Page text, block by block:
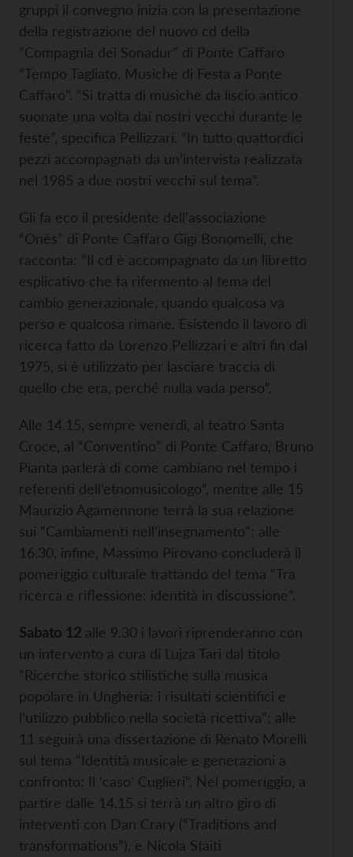
gruppi il convegno inizia con la presentazione
della registrazione del nuovo cd della
“Compagnia dei Sonadur” di Ponte Caffaro
“Tempo Tagliato. Musiche di Festa a Ponte
Caffaro”. “Si tratta di musiche da liscio antico
suonate una volta dai nostri vecchi durante le
feste”, specifica Pellizzari. “In tutto quattordici
pezzi accompagnati da un’intervista realizzata
nel 1985 a due nostri vecchi sul tema”.
Gli fa eco il presidente dell’associazione
“Onés” di Ponte Caffaro Gigi Bonomelli, che
racconta: “Il cd è accompagnato da un libretto
esplicativo che fa rifermento al tema del
cambio generazionale, quando qualcosa va
perso e qualcosa rimane. Esistendo il lavoro di
ricerca fatto da Lorenzo Pellizzari e altri fin dal
1975, si è utilizzato per lasciare traccia di
quello che era, perché nulla vada perso”.
Alle 14.15, sempre venerdì, al teatro Santa
Croce, al “Conventino” di Ponte Caffaro, Bruno
Pianta parlerà di come cambiano nel tempo i
referenti dell’etnomusicologo”, mentre alle 15
Maurizio Agamennone terrà la sua relazione
sui “Cambiamenti nell’insegnamento”; alle
16.30, infine, Massimo Pirovano concluderà il
pomeriggio culturale trattando del tema “Tra
ricerca e riflessione: identità in discussione”.
Sabato 12 alle 9.30 i lavori riprenderanno con
un intervento a cura di Lujza Tari dal titolo
“Ricerche storico stilistiche sulla musica
popolare in Ungheria: i risultati scientifici e
l’utilizzo pubblico nella società ricettiva”; alle
11 seguirà una dissertazione di Renato Morelli
sul tema “Identità musicale e generazioni a
confronto: Il 'caso' Cuglieri”. Nel pomeriggio, a
partire dalle 14.15 si terrà un altro giro di
interventi con Dan Crary (“Traditions and
transformations”), e Nicola Staiti